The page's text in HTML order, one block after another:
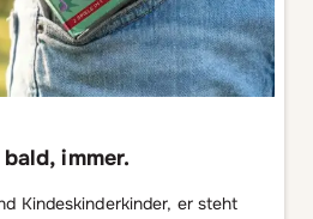
immer.
Kindeskinderkinder, er steht